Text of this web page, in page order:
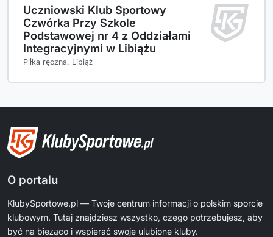
Uczniowski Klub Sportowy
Czwórka Przy Szkole
Podstawowej nr 4 z Oddziałami
Integracyjnymi w Libiążu
Piłka ręczna, Libiąż
O portalu
KlubySportowe.pl — Twoje centrum informacji o polskim sporcie
klubowym. Tutaj znajdziesz wszystko, czego potrzebujesz, aby
być na bieżąco i wspierać swoje ulubione kluby.